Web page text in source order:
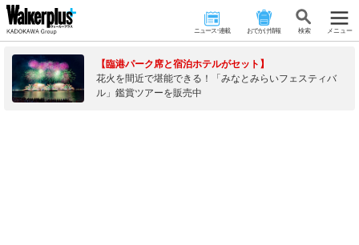
ニュース･連載 おでかけ情報 検 索 メニュー
【臨港パーク席と宿泊ホテルがセット】
花火を間近で堪能できる！「みなとみらいフェスティバ
ル」鑑賞ツアーを販売中